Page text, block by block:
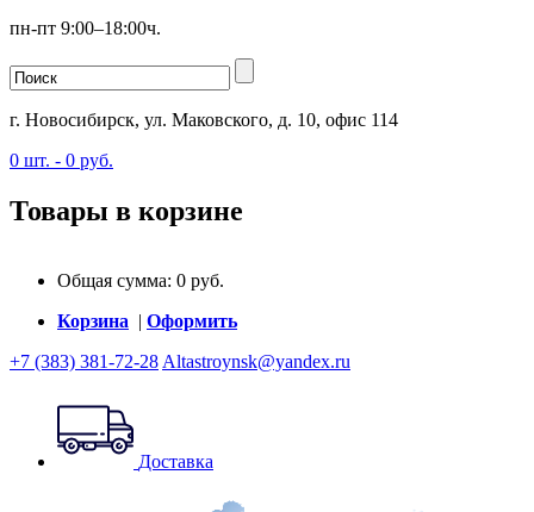
пн-пт 9:00–18:00ч.
г. Новосибирск, ул. Маковского, д. 10, офис 114
0 шт. - 0 руб.
Товары в корзине
Общая сумма: 0 руб.
Корзина | Оформить
+7 (383) 381-72-28 Altastroynsk@yandex.ru
Доставка